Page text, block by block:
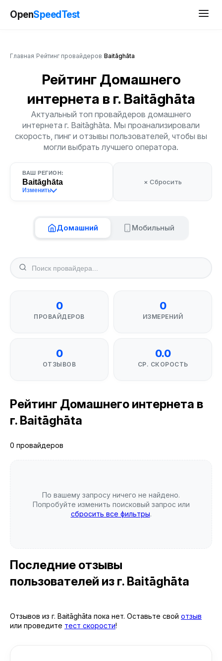
OpenSpeedTest
Главная Рейтинг провайдеров Baitāghāta
Рейтинг Домашнего
интернета в г. Baitāghāta
Актуальный топ провайдеров домашнего
интернета г. Baitāghāta. Мы проанализировали
скорость, пинг и отзывы пользователей, чтобы вы
могли выбрать лучшего оператора.
ВАШ РЕГИОН:
Baitāghāta
Изменить
× Сбросить
Домашний Мобильный
0
ПРОВАЙДЕРОВ
0
ИЗМЕРЕНИЙ
0
ОТЗЫВОВ
0.0
СР. СКОРОСТЬ
Рейтинг Домашнего интернета в
г. Baitāghāta
0 провайдеров
По вашему запросу ничего не найдено.
Попробуйте изменить поисковый запрос или
сбросить все фильтры.
Последние отзывы
пользователей из г. Baitāghāta
Отзывов из г. Baitāghāta пока нет. Оставьте свой отзыв
или проведите тест скорости!